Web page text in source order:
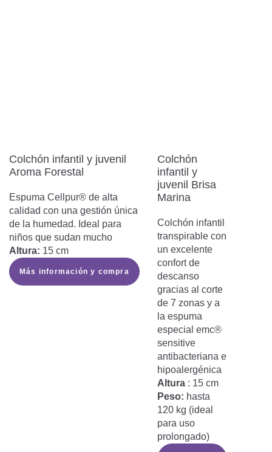
Colchón infantil y juvenil
Aroma Forestal
Espuma Cellpur® de alta
calidad con una gestión única
de la humedad. Ideal para
niños que sudan mucho
Altura: 15 cm
Más información y compra
Colchón
infantil y
juvenil Brisa
Marina
Colchón infantil
transpirable con
un excelente
confort de
descanso
gracias al corte
de 7 zonas y a
la espuma
especial emc®
sensitive
antibacteriana e
hipoalergénica
Altura : 15 cm
Peso: hasta
120 kg (ideal
para uso
prolongado)